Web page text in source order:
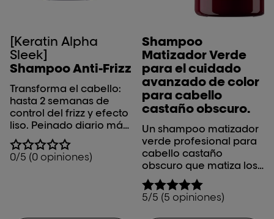
[Keratin Alpha
Sleek]
Shampoo Anti-Frizz
Transforma el cabello:
hasta 2 semanas de
control del frizz y efecto
liso. Peinado diario más
rápido y brillo
instantáneo.**
0/5 (0 opiniones)
Shampoo
Matizador Verde
para el cuidado
avanzado de color
para cabello
castaño obscuro.
Un shampoo matizador
verde profesional para
cabello castaño
obscuro que matiza los
tonos rojizos no
deseados.
5/5 (5 opiniones)